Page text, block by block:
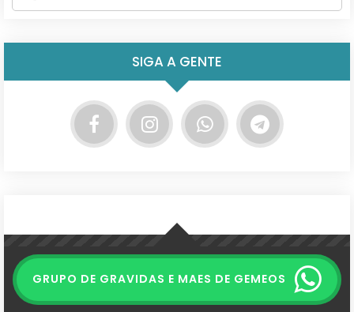
SIGA A GENTE
GRUPO DE GRAVIDAS E MAES DE GEMEOS